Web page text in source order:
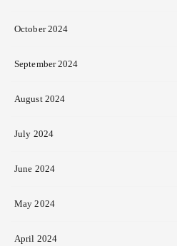
October 2024
September 2024
August 2024
July 2024
June 2024
May 2024
April 2024